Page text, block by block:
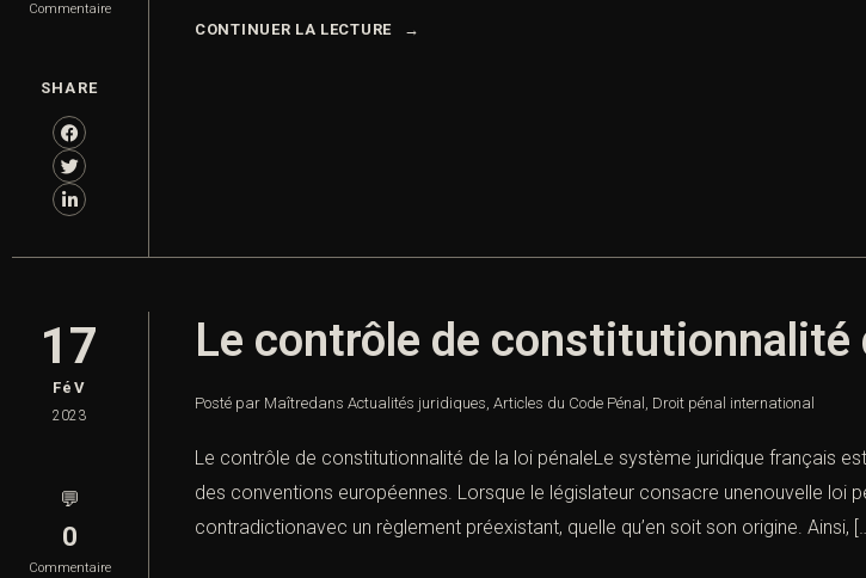
Commentaire
SHARE
CONTINUER LA LECTURE
17
FéV
2023
💬
0
Commentaire
Le contrôle de constitutionnalité
Posté par Maîtredans Actualités juridiques, Articles du Code Pénal , Droit pénal international
Le contrôle de constitutionnalité de la loi pénaleLe système juridique français
des conventions européennes. Lorsque le législateur consacre unenouvelle loi
contradictionavec un règlement préexistant, quelle qu’en soit son origine. Ainsi,